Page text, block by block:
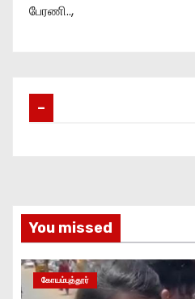
பேரணி..,
–
You missed
கோயம்புத்தூர்